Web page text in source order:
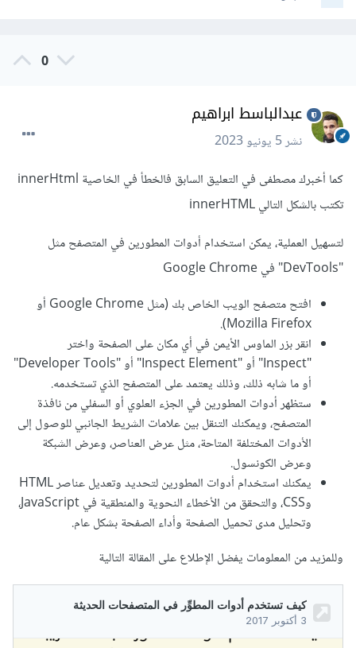
0
عبدالباسط ابراهيم
نشر5 يونيو 2023
كما أخبرك مصطفى في التعليق السابق فالخطأ في الخاصية innerHtml
تكتب بالشكل التالي innerHTML
لتسهيل العملية، يمكن استخدام أدوات المطورين في المتصفح مثل
"DevTools" في Google Chrome
افتح متصفح الويب الخاص بك (مثل Google Chrome أو
Mozilla Firefox).
انقر بزر الماوس الأيمن في أي مكان على الصفحة واختر
"Inspect" أو "Inspect Element" أو "Developer Tools"
أو ما شابه ذلك، وذلك يعتمد على المتصفح الذي تستخدمه.
ستظهر أدوات المطورين في الجزء العلوي أو السفلي من نافذة
المتصفح، ويمكنك التنقل بين علامات الشريط الجانبي للوصول إلى
الأدوات المختلفة المتاحة، مثل عرض العناصر، وعرض الشبكة
وعرض الكونسول.
يمكنك استخدام أدوات المطورين لتحديد وتعديل عناصر HTML
وCSS، والتحقق من الأخطاء النحوية والمنطقية في JavaScript،
وتحليل مدى تحميل الصفحة وأداء الصفحة بشكل عام.
وللمزيد من المعلومات يفضل الإطلاع على المقالة التالية